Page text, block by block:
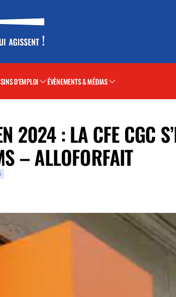
D'EMPLOI ÉVÈNEMENTS & MÉDIAS
2024 : LA CFE CGC
– ALLOFORFAIT